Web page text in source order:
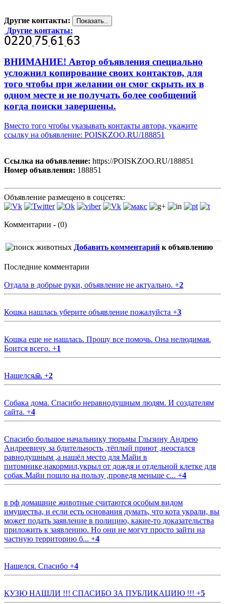
Другие контакты:
Другие контакты:
ВНИМАНИЕ! Автор объявления специально
усложнил копирование своих контактов, для
того чтобы при желании он смог скрыть их в
одном месте и не получать более сообщений
когда поиски завершены.
Вместо того чтобы указывать контакты автора, укажите
ссылку на объявление: POISKZOO.RU/188851
Ссылка на объявление: https://POISKZOO.RU/188851
Номер объявления: 188851
Объявление размещено в соцсетях:
Комментарии - (0)
Добавить комментарий к объявлению
Последние комментарии
Отдала в добрые руки, объявление не актуально. +2
Кошка нашлась уберите объявление пожалуйста +3
Кошка еще не нашлась. Прошу все помочь. Она нелюдимая.
Боится всего. +1
Нашелся🙏 +2
Собака дома. Спасибо неравнодушным людям. И создателям
сайта. +4
Спасибо большое начальнику тюрьмы Глызину Андрею
Андреевичу за бдительность ,тёплый приют ,неостался
равнодушным ,а нашёл место для Майи в
питомнике,накормил,укрыл от дождя и отдельной клетке для
собак.Майи пошло на пользу ,проведя меньше с... +4
в рф домашние животные считаются особым видом
имущества, и если есть основания думать, что кота украли, вы
может подать заявление в полицию, какие-то доказательства
приложить к заявлению. Но они не могут просто зайти на
частную территорию б... +4
Нашелся. Спасибо +4
КУЗЮ НАШЛИ !!! СПАСИБО ЗА ПУБЛИКАЦИЮ !!! +5